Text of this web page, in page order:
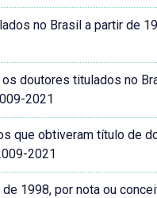
no Brasil a partir de
doutores titulados no
2021
que obtiveram título de
2021
1998, por nota ou